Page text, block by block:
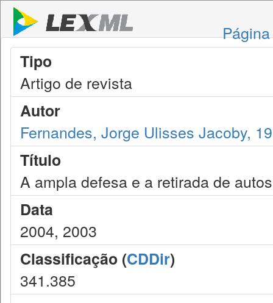
Tipo
Artigo de revista
Autor
Fernandes, Jorge Ulisses Jacoby,
Título
A ampla defesa e a retirada de
Data
2004, 2003
Classificação (CDDir)
341.385